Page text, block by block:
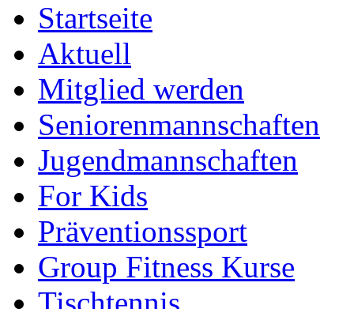
Startseite
Aktuell
Mitglied werden
Seniorenmannschaften
Jugendmannschaften
For Kids
Präventionssport
Group Fitness Kurse